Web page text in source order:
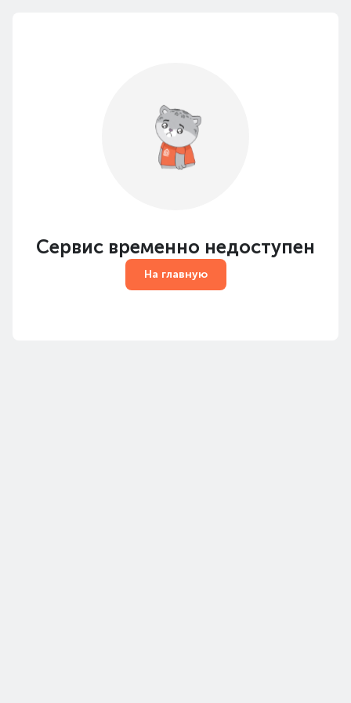
Сервис временно недоступен
На главную